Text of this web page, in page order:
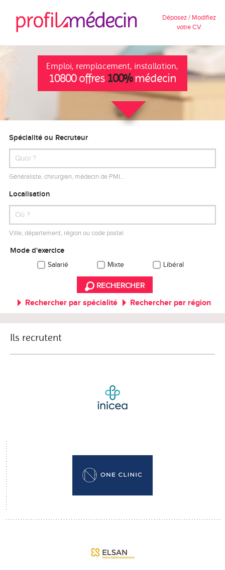
Déposez / Modifiez
votre CV
Emploi, remplacement, installation,
10800 offres 100%médecin
Spécialité ou Recruteur
Généraliste, chirurgien, médecin de PMI…
Localisation
Ville, département, région ou code postal
Mode d'exercice
Salarié Mixte Libéral
RECHERCHER
Rechercher par spécialité Rechercher par région
Ils recrutent